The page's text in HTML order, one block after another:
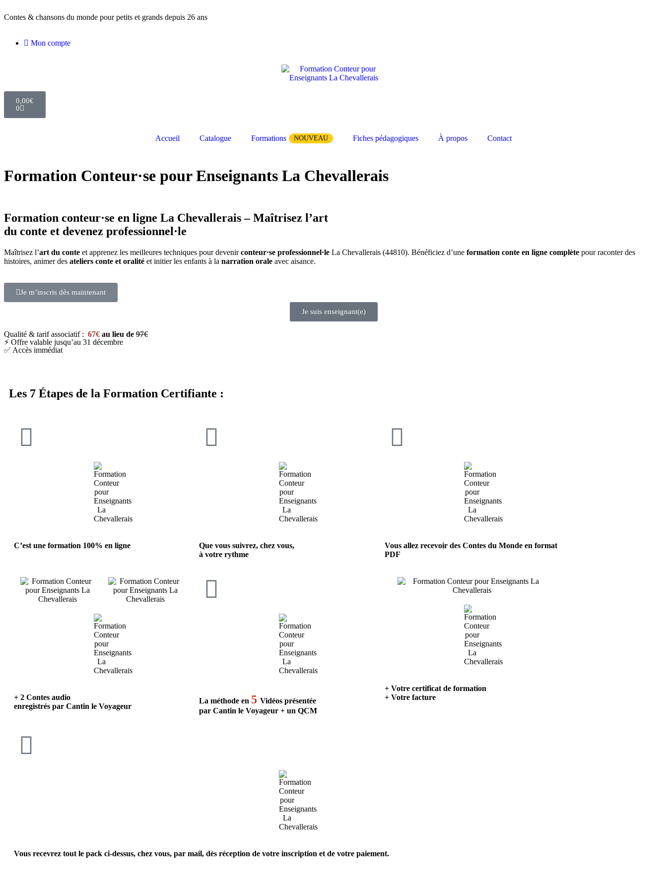
Contes & chansons du monde pour petits et grands depuis 26 ans
Mon compte
0,00€
0
Accueil Catalogue Formations NOUVEAU Fiches pédagogiques À propos Contact
Formation Conteur·se pour Enseignants La Chevallerais
Formation conteur·se en ligne La Chevallerais – Maîtrisez l’art
du conte et devenez professionnel·le
Maîtrisez l’art du conte et apprenez les meilleures techniques pour devenirconteur·se professionnel·le La Chevallerais (44810). Bénéficiez d’une formation conte en ligne complète pour raconter des
histoires, animer des ateliers conte et oralité et initier les enfants à la narration orale avec aisance.
Je m’inscris dès maintenant
Je suis enseignant(e)
Qualité & tarif associatif : 67€ au lieu de 97€
⚡ Offre valable jusqu’au 31 décembre
✅ Accès immédiat
Les 7 Étapes de la Formation Certifiante :
C’est une formation 100% en ligne
Que vous suivrez, chez vous,
à votre rythme
Vous allez recevoir des Contes du Monde en format
PDF
+ 2 Contes audio
enregistrés par Cantin le Voyageur
La méthode en 5Vidéos présentée
par Cantin le Voyageur + un QCM
+ Votre certificat de formation
+ Votre facture
Vous recevrez tout le pack ci-dessus, chez vous, par mail, dès réception de votre inscription et de votre paiement.